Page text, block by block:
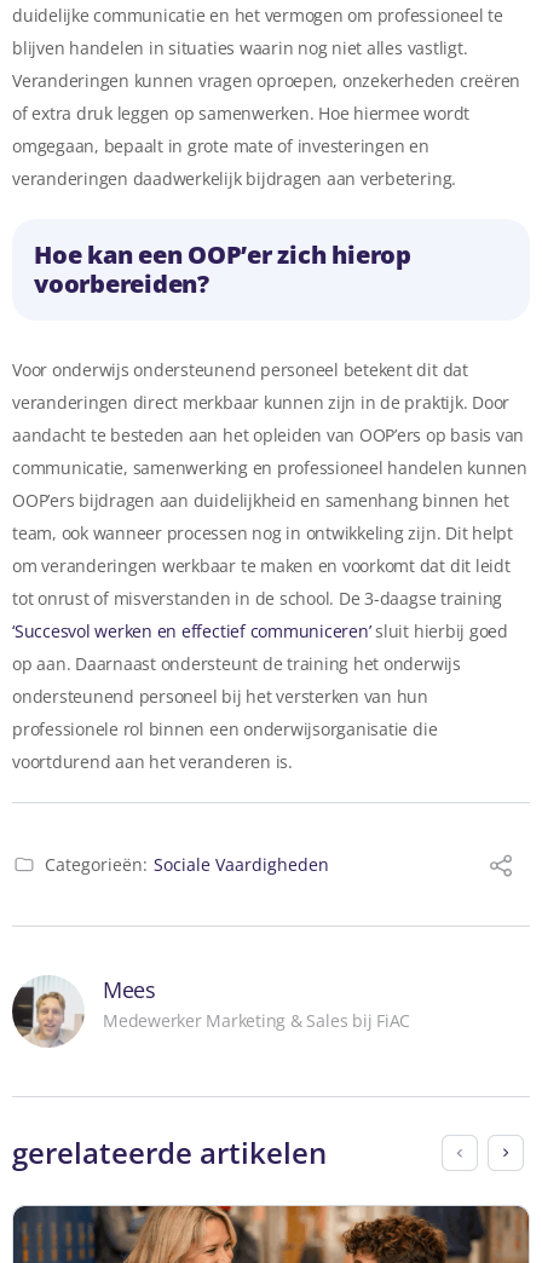
duidelijke communicatie en het vermogen om professioneel te
blijven handelen in situaties waarin nog niet alles vastligt.
Veranderingen kunnen vragen oproepen, onzekerheden creëren
of extra druk leggen op samenwerken. Hoe hiermee wordt
omgegaan, bepaalt in grote mate of investeringen en
veranderingen daadwerkelijk bijdragen aan verbetering.
Hoe kan een OOP’er zich hierop
voorbereiden?
Voor onderwijs ondersteunend personeel betekent dit dat
veranderingen direct merkbaar kunnen zijn in de praktijk. Door
aandacht te besteden aan het opleiden van OOP’ers op basis van
communicatie, samenwerking en professioneel handelen kunnen
OOP’ers bijdragen aan duidelijkheid en samenhang binnen het
team, ook wanneer processen nog in ontwikkeling zijn. Dit helpt
om veranderingen werkbaar te maken en voorkomt dat dit leidt
tot onrust of misverstanden in de school. De 3-daagse training
‘Succesvol werken en effectief communiceren’sluit hierbij goed
op aan. Daarnaast ondersteunt de training het onderwijs
ondersteunend personeel bij het versterken van hun
professionele rol binnen een onderwijsorganisatie die
voortdurend aan het veranderen is.
Categorieën: Sociale Vaardigheden
Mees
Medewerker Marketing & Sales bij FiAC
gerelateerde artikelen